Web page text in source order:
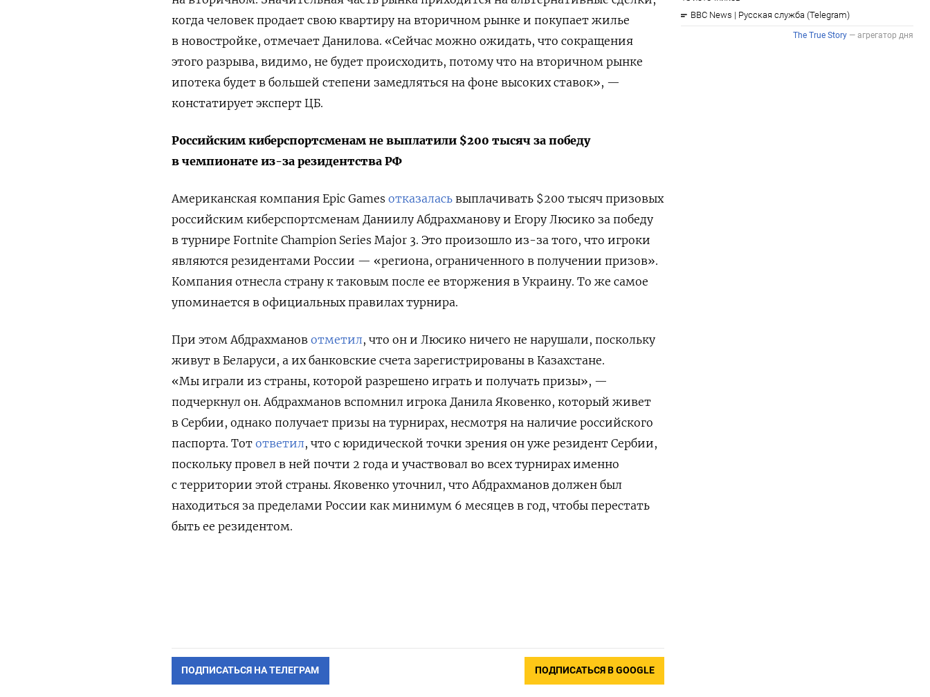
когда человек продает свою квартиру на вторичном рынке и покупает жилье
в новостройке, отмечает Данилова. «Сейчас можно ожидать, что сокращения
этого разрыва, видимо, не будет происходить, потому что на вторичном рынке
ипотека будет в большей степени замедляться на фоне высоких ставок», —
констатирует эксперт ЦБ.
Российским киберспортсменам не выплатили $200 тысяч за победу
в чемпионате из-за резидентства РФ
Американская компания Epic Games отказалась выплачивать $200 тысяч призовых
российским киберспортсменам Даниилу Абдрахманову и Егору Люсико за победу
в турнире Fortnite Champion Series Major 3. Это произошло из-за того, что игроки
являются резидентами России — «региона, ограниченного в получении призов».
Компания отнесла страну к таковым после ее вторжения в Украину. То же самое
упоминается в официальных правилах турнира.
При этом Абдрахманов отметил, что он и Люсико ничего не нарушали, поскольку
живут в Беларуси, а их банковские счета зарегистрированы в Казахстане.
«Мы играли из страны, которой разрешено играть и получать призы», —
подчеркнул он.Абдрахманов вспомнил игрока Данила Яковенко, который живет
в Сербии, однако получает призы на турнирах, несмотря на наличие российского
паспорта. Тот ответил, что с юридической точки зрения он уже резидент Сербии,
поскольку провел в ней почти 2 года и участвовал во всех турнирах именно
с территории этой страны. Яковенко уточнил, что Абдрахманов должен был
находиться за пределами России как минимум 6 месяцев в год, чтобы перестать
быть ее резидентом.
ПОДПИСАТЬСЯ НА ТЕЛЕГРАМ ПОДПИСАТЬСЯ В GOOGLE